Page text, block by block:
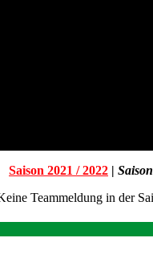
Saison 2021 / 2022 |
Teammeldung in der